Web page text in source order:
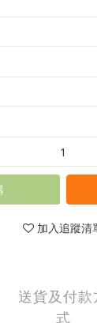
加入追蹤清
送貨及付款
式